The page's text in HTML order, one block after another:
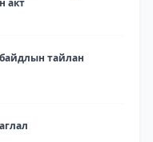
акт
тайлан